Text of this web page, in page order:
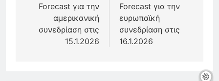
Forecast για την
αμερικανική
συνεδρίαση στις
15.1.2026
Forecast για την
ευρωπαϊκή
συνεδρίαση στις
16.1.2026